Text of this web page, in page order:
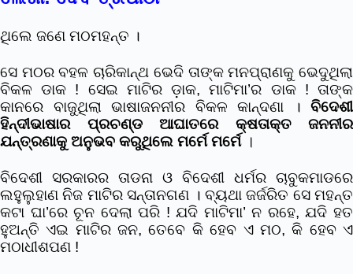
ଥିଲେ ଜଣେ ମଠମହନ୍ତ ।
ସେ ମଠର ବହଳ ଚାରିକାନ୍ଥ ଭେଦି ତାଙ୍କ ମନପ୍ରାଣକୁ ଭେଦୁଥିଲା
ବିକଳ ଡାକ ! ସେଇ ମାଟିର ଡ଼ାକ, ମାଟିମା’ର ଡାକ ! ତାଙ୍କ
କାନରେ ବାଜୁଥିଲା ଭାଷାଜନନୀର ବିକଳ କାନ୍ଦଣା । ବିଦେଶୀ
ହିନ୍ଦୀଭାଷାର ପ୍ରଚଣ୍ଡ ଆଘାତରେ କ୍ଷତାକ୍ତ ଜନନୀର
ଯନ୍ତ୍ରଣାକୁ ଅନୁଭବ କରୁଥିଲେ ମର୍ମେ ମର୍ମେ।
ବିଦେଶୀ ସରକାରର ତାଡନା ଓ ବିଦେଶୀ ଧର୍ମର ଚାବୁକମାଡରେ
ଲହୁଲୁହାଣ ନିଜ ମାଟିର ସନ୍ତାନଗଣ । ବ୍ୟଥା ଜର୍ଜରିତ ସେ ମହନ୍ତ
କଟା ଘା’ରେ ଚୂନ ଦେଲା ପରି ! ଯଦି ମାଟିମା’ ନ ରହେ, ଯଦି ହତ
ହୁଅନ୍ତି ଏଇ ମାଟିର ଜନ, ତେବେ କି ହେବ ଏ ମଠ, କି ହେବ ଏ
ମଠାଧୀଶପଣ !